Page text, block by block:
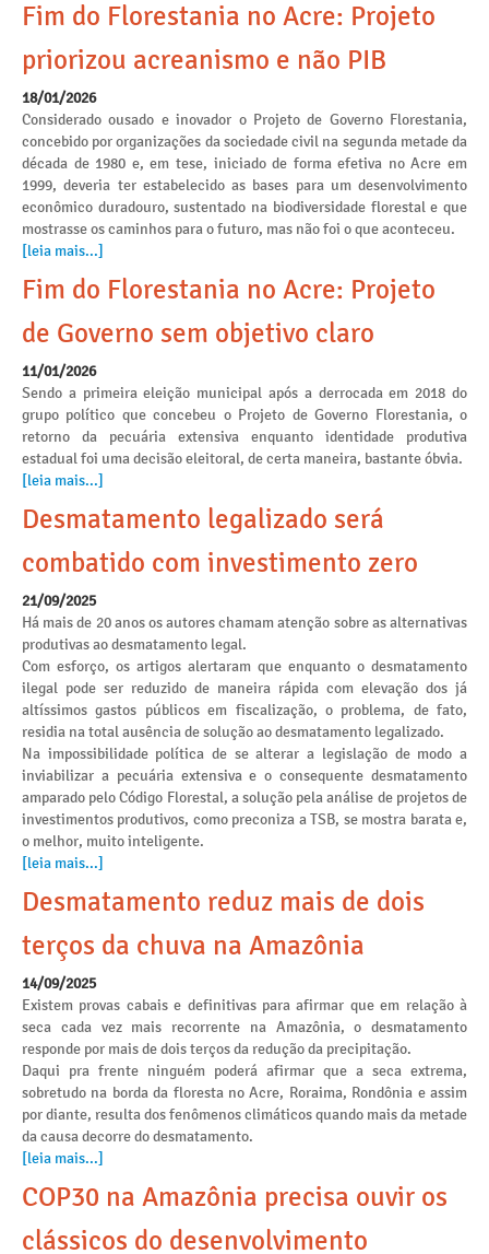
Fim do Florestania no Acre: Projeto
priorizou acreanismo e não PIB
18/01/2026
Considerado ousado e inovador o Projeto de Governo Florestania,
concebido por organizações da sociedade civil na segunda metade da
década de 1980 e, em tese, iniciado de forma efetiva no Acre em
1999, deveria ter estabelecido as bases para um desenvolvimento
econômico duradouro, sustentado na biodiversidade florestal e que
mostrasse os caminhos para o futuro, mas não foi o que aconteceu.
[leia mais...]
Fim do Florestania no Acre: Projeto
de Governo sem objetivo claro
11/01/2026
Sendo a primeira eleição municipal após a derrocada em 2018 do
grupo político que concebeu o Projeto de Governo Florestania, o
retorno da pecuária extensiva enquanto identidade produtiva
estadual foi uma decisão eleitoral, de certa maneira, bastante óbvia.
[leia mais...]
Desmatamento legalizado será
combatido com investimento zero
21/09/2025
Há mais de 20 anos os autores chamam atenção sobre as alternativas
produtivas ao desmatamento legal.
Com esforço, os artigos alertaram que enquanto o desmatamento
ilegal pode ser reduzido de maneira rápida com elevação dos já
altíssimos gastos públicos em fiscalização, o problema, de fato,
residia na total ausência de solução ao desmatamento legalizado.
Na impossibilidade política de se alterar a legislação de modo a
inviabilizar a pecuária extensiva e o consequente desmatamento
amparado pelo Código Florestal, a solução pela análise de projetos de
investimentos produtivos, como preconiza a TSB, se mostra barata e,
o melhor, muito inteligente.
[leia mais...]
Desmatamento reduz mais de dois
terços da chuva na Amazônia
14/09/2025
Existem provas cabais e definitivas para afirmar que em relação à
seca cada vez mais recorrente na Amazônia, o desmatamento
responde por mais de dois terços da redução da precipitação.
Daqui pra frente ninguém poderá afirmar que a seca extrema,
sobretudo na borda da floresta no Acre, Roraima, Rondônia e assim
por diante, resulta dos fenômenos climáticos quando mais da metade
da causa decorre do desmatamento.
[leia mais...]
COP30 na Amazônia precisa ouvir os
clássicos do desenvolvimento